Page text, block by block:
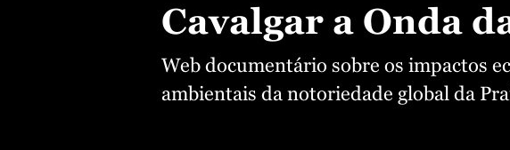
Cavalgar a Onda
Web documentário sobre os impactos
ambientais da notoriedade global da